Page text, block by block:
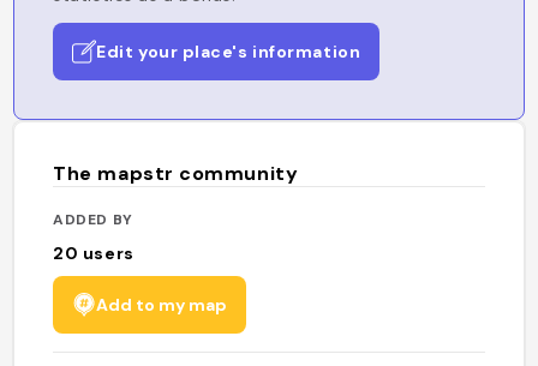
Edit your place's information
The mapstr community
ADDED BY
20 users
Add to my map